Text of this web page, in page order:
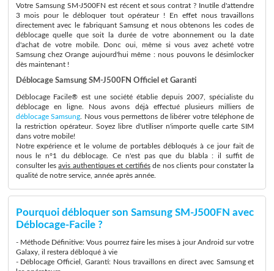
Votre Samsung SM-J500FN est récent et sous contrat ? Inutile d'attendre
3 mois pour le débloquer tout opérateur ! En effet nous travaillons
directement avec le fabriquant Samsung et nous obtenons les codes de
déblocage quelle que soit la durée de votre abonnement ou la date
d'achat de votre mobile. Donc oui, même si vous avez acheté votre
Samsung chez Orange aujourd'hui même : nous pouvons le désimlocker
dès maintenant !
Déblocage Samsung SM-J500FN Officiel et Garanti
Déblocage Facile® est une société établie depuis 2007, spécialiste du
déblocage en ligne. Nous avons déjà effectué plusieurs milliers de
déblocage Samsung . Nous vous permettons de libérer votre téléphone de
la restriction opérateur. Soyez libre d'utiliser n'importe quelle carte SIM
dans votre mobile!
Notre expérience et le volume de portables débloqués à ce jour fait de
nous le n°1 du déblocage. Ce n'est pas que du blabla : il suffit de
consulter lesavis authentiques et certifiésde nos clients pour constater la
qualité de notre service, année après année.
Pourquoi débloquer son Samsung SM-J500FN avec
Déblocage-Facile ?
- Méthode Définitive: Vous pourrez faire les mises à jour Android sur votre
Galaxy, il restera débloqué à vie
- Déblocage Officiel, Garanti: Nous travaillons en direct avec Samsung et